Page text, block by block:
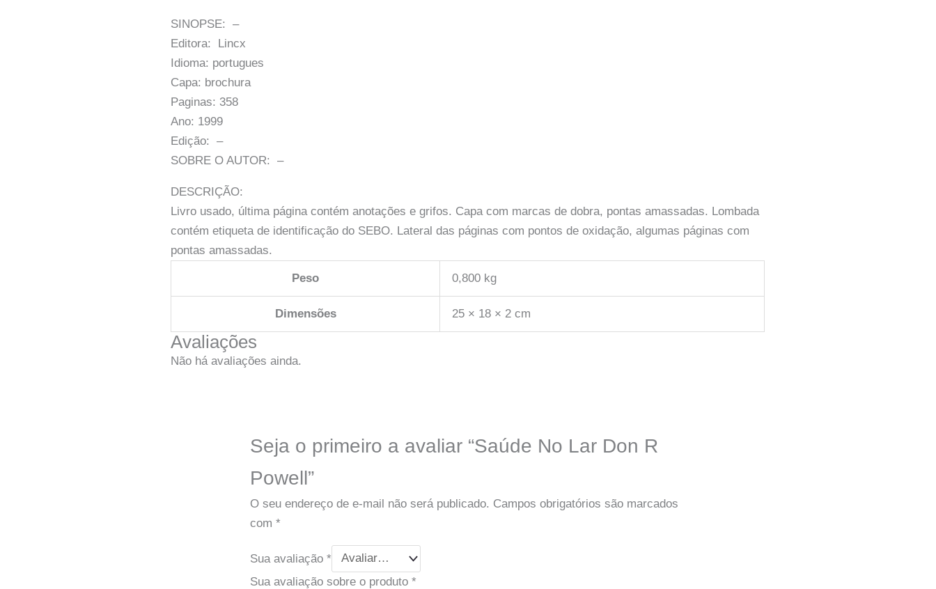
SINOPSE: –
Editora: Lincx
Idioma: portugues
Capa: brochura
Paginas: 358
Ano: 1999
Edição: –
SOBRE O AUTOR: –
DESCRIÇÃO:
Livro usado, última página contém anotações e grifos. Capa com marcas de dobra, pontas amassadas. Lombada
contém etiqueta de identificação do SEBO. Lateral das páginas com pontos de oxidação, algumas páginas com
pontas amassadas.
Peso 0,800 kg
Dimensões 25 × 18 × 2 cm
Avaliações
Não há avaliações ainda.
Seja o primeiro a avaliar “Saúde No Lar Don R
Powell”
O seu endereço de e-mail não será publicado. Campos obrigatórios são marcados
com *
Sua avaliação *
Sua avaliação sobre o produto *